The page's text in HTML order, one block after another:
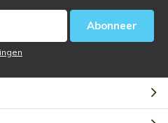
Abonneer